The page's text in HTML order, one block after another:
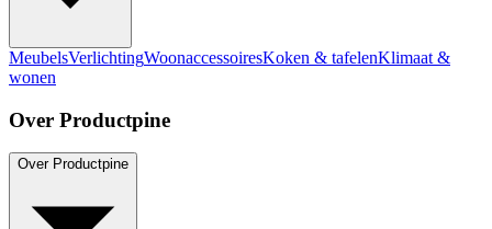
MeubelsVerlichtingWoonaccessoiresKoken & tafelenKlimaat &
wonen
Over Productpine
Over Productpine